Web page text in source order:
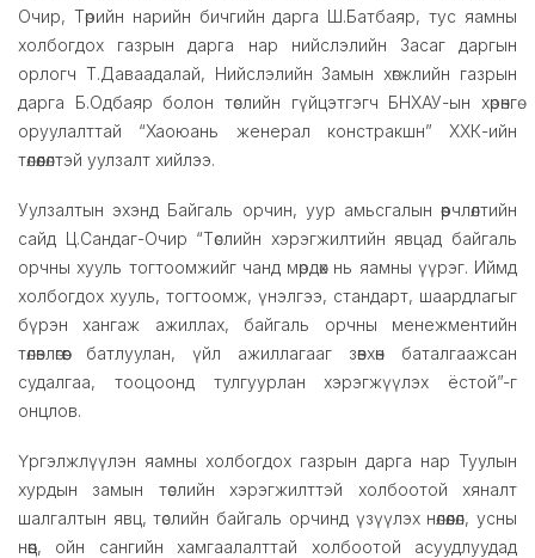
Очир, Төрийн нарийн бичгийн дарга Ш.Батбаяр, тус яамны
холбогдох газрын дарга нар нийслэлийн Засаг даргын
орлогч Т.Даваадалай, Нийслэлийн Замын хөгжлийн газрын
дарга Б.Одбаяр болон төслийн гүйцэтгэгч БНХАУ-ын хөрөнгө
оруулалттай “Хаоюань женерал констракшн” ХХК-ийн
төлөөлөлтэй уулзалт хийлээ.
Уулзалтын эхэнд Байгаль орчин, уур амьсгалын өөрчлөлтийн
сайд Ц.Сандаг-Очир “Төслийн хэрэгжилтийн явцад байгаль
орчны хууль тогтоомжийг чанд мөрдөх нь яамны үүрэг. Иймд
холбогдох хууль, тогтоомж, үнэлгээ, стандарт, шаардлагыг
бүрэн хангаж ажиллах, байгаль орчны менежментийн
төлөвлөгөөг батлуулан, үйл ажиллагааг зөвхөн баталгаажсан
судалгаа, тооцоонд тулгуурлан хэрэгжүүлэх ёстой”-г
онцлов.
Үргэлжлүүлэн яамны холбогдох газрын дарга нар Туулын
хурдын замын төслийн хэрэгжилттэй холбоотой хяналт
шалгалтын явц, төслийн байгаль орчинд үзүүлэх нөлөөлөл, усны
нөөц, ойн сангийн хамгаалалттай холбоотой асуудлуудад